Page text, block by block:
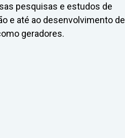
pesquisas e estudos de
e até ao desenvolvimento de
geradores.